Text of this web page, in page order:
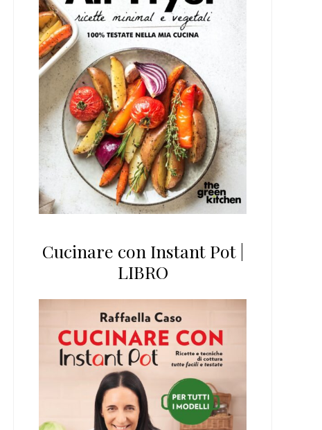
Cucinare con Instant Pot |
LIBRO